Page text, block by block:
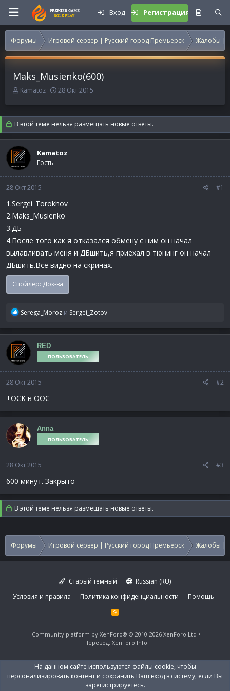
Вход Регистрация
Форумы Игровой сервер | Русский город Премьерск Жалобы |
Maks_Musienko(600)
А
т
о
р
т
е
м
ы
Kamatoz
Д
т
а
н
а
а
28 Окт 2015
В этой теме нельзя размещать новые ответы.
Kamatoz
Гость
28 Окт 2015 #1
1.Sergei_Torokhov
2.Maks_Musienko
3.ДБ
4.После того как я отказался обмену с ним он начал
вылавливать меня и ДБшить,я приехал в тюнинг он начал
ДБшить.Всё видно на скринах.
Спойлер: Док-ва
Р
а
к
ц
и
и
Serega_Moroz и Sergei_Zotov
RED
ПОЛЬЗОВАТЕЛЬ
28 Окт 2015 #2
+ОСК в ООС
Anna
ПОЛЬЗОВАТЕЛЬ
28 Окт 2015 #3
600 минут. Закрыто
В этой теме нельзя размещать новые ответы.
Форумы Игровой сервер | Русский город Премьерск Жалобы |
Старый тёмный
Russian (RU)
Условия и правила
Политика конфиденциальности Помощь
R
S
Community platform by XenForo® © 2010-2026 XenForo Ltd
Перевод: XenForo.Info
На данном сайте используются файлы cookie, чтобы
персонализировать контент и сохранить Ваш вход в систему, если Вы
зарегистрируетесь.